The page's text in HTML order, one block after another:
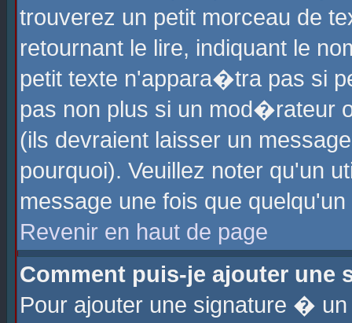
trouverez un petit morceau de
retournant le lire, indiquant le
petit texte n'appara�tra pas si
pas non plus si un mod�rateur
(ils devraient laisser un
pourquoi). Veuillez noter qu'un
message une fois que
Revenir en haut de page
Comment puis-je ajouter une
Pour ajouter une signature �